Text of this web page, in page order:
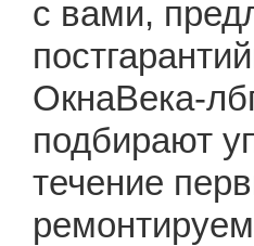
с вами,
ОкнаВека-
подбирают
течение